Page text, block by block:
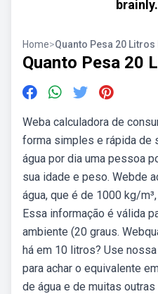
Home>Quanto Pesa 20 Litros
Quanto Pesa 20
Weba calculadora de
forma simples e rápida de
água por dia uma pessoa
sua idade e peso. Webde
água, que é de 1000 kg/
Essa informação é válida
ambiente (20 graus.
há em 10 litros? Use
para achar o equivalente
de água e de muitas